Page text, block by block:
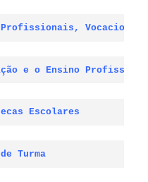
Profissionais,
e o Ensino
Escolares
Turma